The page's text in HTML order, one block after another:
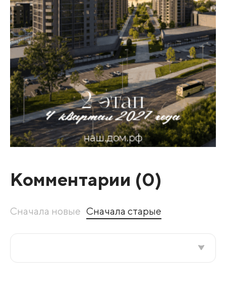
Комментарии (0)
Сначала новые Сначала старые